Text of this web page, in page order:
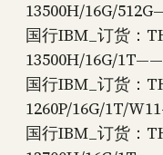
13500H/16G/
国行IBM_订货：
13500H/16G/
国行IBM_订货：
1260P/16G/1T/
国行IBM_订货：